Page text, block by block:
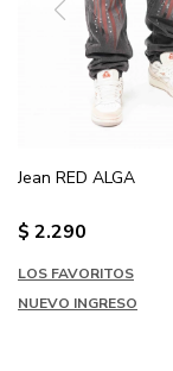
Jean RED ALGA
$ 2.290
LOS FAVORITOS
NUEVO INGRESO